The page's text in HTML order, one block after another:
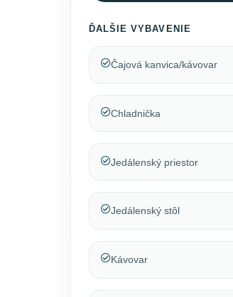
ĎALŠIE VYBAVENIE
Čajová kanvica/kávovar
Chladnička
Jedálenský priestor
Jedálenský stôl
Kávovar